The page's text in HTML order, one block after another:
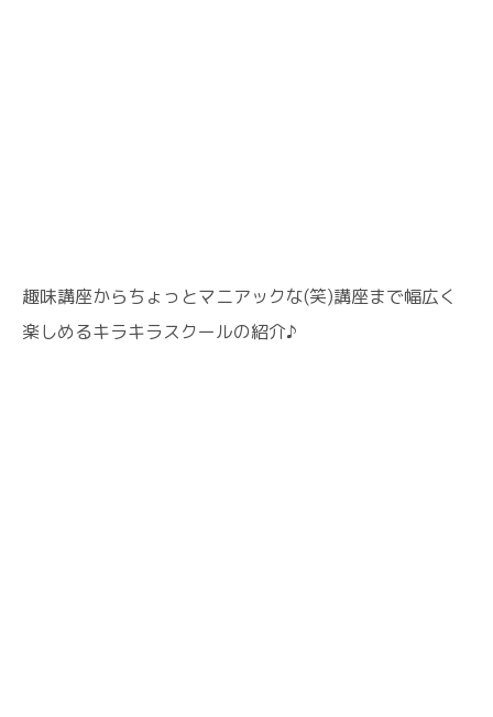
趣味講座からちょっとマニアックな(笑)講座まで幅広く
楽しめるキラキラスクールの紹介♪